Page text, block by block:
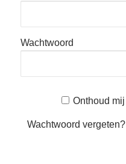
Wachtwoord
Onthoud mij
Wachtwoord vergeten?